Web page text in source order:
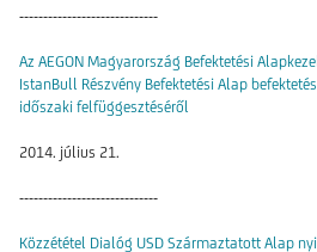
-----------------------------
Az AEGON Magyarország Befektetési
IstanBull Részvény Befektetési Alap
időszaki felfüggesztéséről
2014. július 21.
-----------------------------
Közzététel Dialóg USD Származtatott Alap